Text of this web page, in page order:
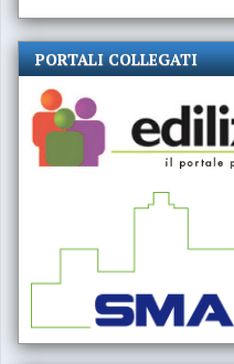
PORTALI COLLEGATI